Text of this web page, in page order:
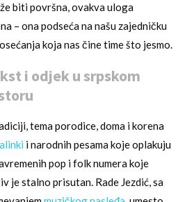
biti površna, ovakva uloga
– ona podseća na našu zajedničku
koja nas čine time što jesmo.
i odjek u srpskom
tema porodice, doma i korena
i narodnih pesama koje oplakuju
pop i folk numera koje
je stalno prisutan. Rade Jezdić, sa